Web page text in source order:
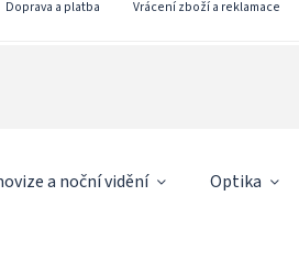
Doprava a platba Vrácení zboží a reklamace
a noční vidění Optika